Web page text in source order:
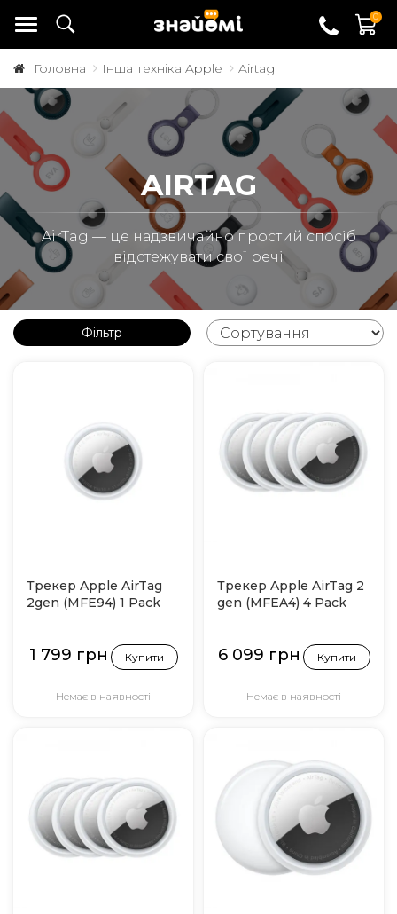
0
Головна Інша техніка Apple Airtag
AIRTAG
AirTag — це надзвичайно простий спосіб
відстежувати свої речі
Фільтр
Трекер Apple AirTag
2gen (MFE94) 1 Pack
1 799 грн Купити
Немає в наявності
Трекер Apple AirTag 2
gen (MFEA4) 4 Pack
6 099 грн Купити
Немає в наявності